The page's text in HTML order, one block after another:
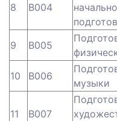
8 B004
9 B005
10 B006
музыки
11 B007